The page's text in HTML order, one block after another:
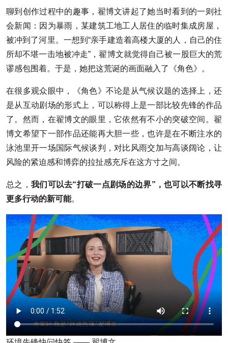
聊到创作过程中的趣事，翟博文讲起了她当时看到的一则社
会新闻：因为暴雨，某建筑工地工人居住的临时集成房屋，
被冲到了河里。一想到“亲手建造着高楼大厦的人，自己的住
所却不堪一击地被冲走”，翟博文就觉得自己被一股巨大的荒
谬感包围着。于是，她把这荒诞的画面融入了《角色》。
在很多观众眼中，《角色》不论是从气候议题的选择上，还
是从互动剧场的形式上，可以称得上是一部比较先锋的作品
了。然而，在翟博文的眼里，它依然有不小的突破空间。翟
博文希望下一部作品还能再大胆一些，也许是在不断注水的
泳池里开一场国际气候谈判，对比风雨交加与高谈阔论，让
风险的紧迫感和博弈的拉扯感充斥在这方寸之间。
总之， 我们可以去“打破一点剧场的边界”，也可以不断找寻
更多行动的新可能。